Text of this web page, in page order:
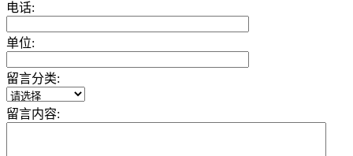
电话:
单位:
留言分类:
留言内容: